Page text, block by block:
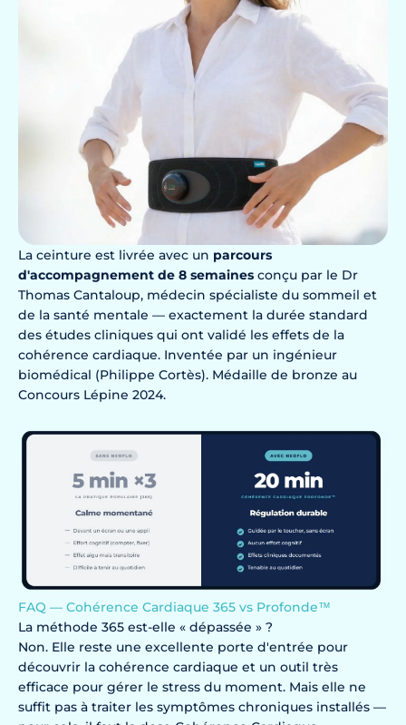
La ceinture est livrée avec un parcours
d'accompagnement de 8 semaines conçu par le Dr
Thomas Cantaloup, médecin spécialiste du sommeil et
de la santé mentale — exactement la durée standard
des études cliniques qui ont validé les effets de la
cohérence cardiaque. Inventée par un ingénieur
biomédical (Philippe Cortès). Médaille de bronze au
Concours Lépine 2024.
FAQ — Cohérence Cardiaque 365 vs Profonde™
La méthode 365 est-elle « dépassée » ?
Non. Elle reste une excellente porte d'entrée pour
découvrir la cohérence cardiaque et un outil très
efficace pour gérer le stress du moment. Mais elle ne
suffit pas à traiter les symptômes chroniques installés —